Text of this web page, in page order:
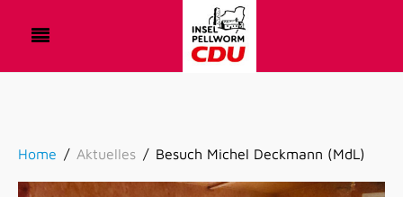
Home Aktuelles Besuch Michel Deckmann (MdL)